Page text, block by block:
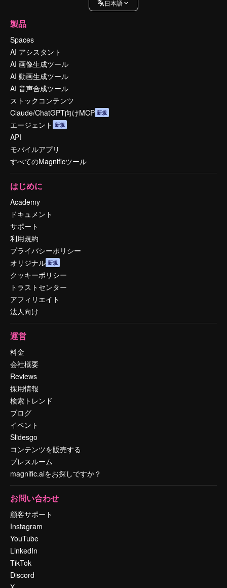
日本語
製品
Spaces
AI アシスタント
AI 画像生成ツール
AI 動画生成ツール
AI 音声合成ツール
ストックコンテンツ
Claude/ChatGPT向けMCP 新規
エージェント 新規
API
モバイルアプリ
すべてのMagnificツール
はじめに
Academy
ドキュメント
サポート
利用規約
プライバシーポリシー
オリジナル 新規
クッキーポリシー
トラストセンター
アフィリエイト
法人向け
運営
料金
会社概要
Reviews
採用情報
検索トレンド
ブログ
イベント
Slidesgo
コンテンツを販売する
プレスルーム
magnific.aiをお探しですか？
お問い合わせ
顧客サポート
Instagram
YouTube
LinkedIn
TikTok
Discord